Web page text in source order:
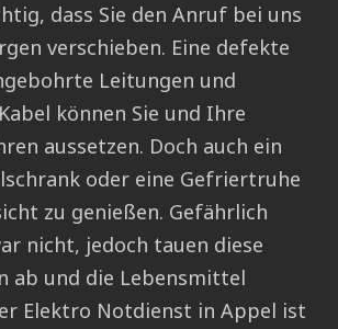
dass Sie den Anruf bei uns
verschieben. Eine defekte
Leitungen und
können Sie und Ihre
aussetzen. Doch auch ein
oder eine Gefriertruhe
zu genießen. Gefährlich
nicht, jedoch tauen diese
ab und die Lebensmittel
Elektro Notdienst in Appel ist